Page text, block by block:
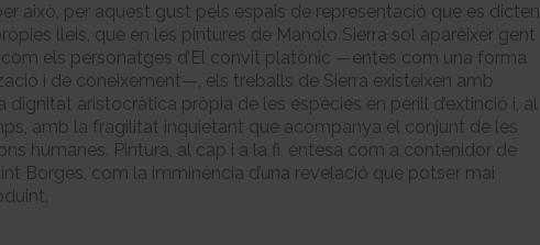
això, per aquest gust pels espais de representació que es dicten
lleis, que en les pintures de Manolo Sierra sol aparèixer gent
els personatges d’El convit platònic —entès com una forma
i de coneixement—, els treballs de Sierra existeixen amb
dignitat aristocràtica pròpia de les espècies en perill d’extinció i, al
amb la fragilitat inquietant que acompanya el conjunt de les
humanes. Pintura, al cap i a la fi, entesa com a contenidor de
Borges, com la imminència d’una revelació que potser mai